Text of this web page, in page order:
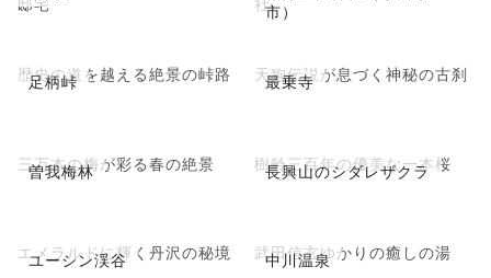
市）
足柄峠
歴史の道を越える絶景の峠路 最乗寺
天狗伝説が息づく神秘の古刹
曽我梅林
三万本の梅が彩る春の絶景 長興山のシダレザクラ
樹齢三百年の優美な一本桜
ユーシン渓谷
エメラルドに輝く丹沢の秘境 中川温泉
武田信玄ゆかりの癒しの湯